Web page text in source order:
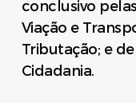
conclusivo
Viação e
Tributação; e
Cidadania.